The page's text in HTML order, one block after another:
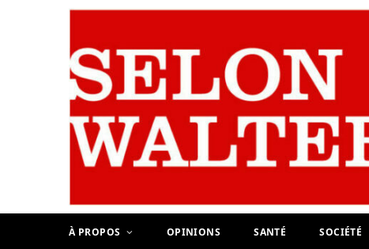
À PROPOS OPINIONS SANTÉ SOCIÉTÉ